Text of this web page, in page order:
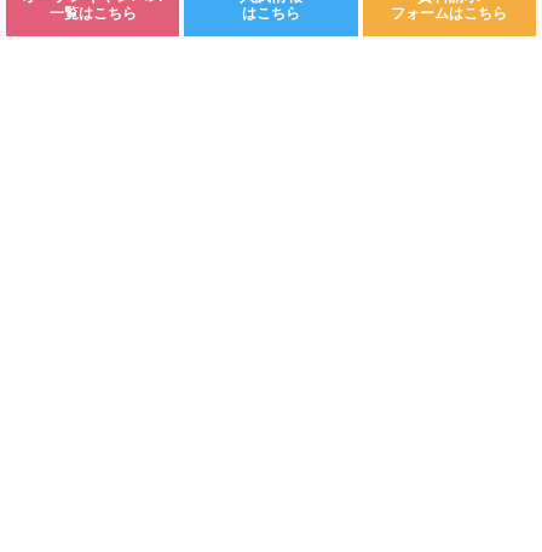
一覧はこちら はこちら フォームはこちら
©Fukuoka Kodomo Junior College 都築学園.All rights reserved.